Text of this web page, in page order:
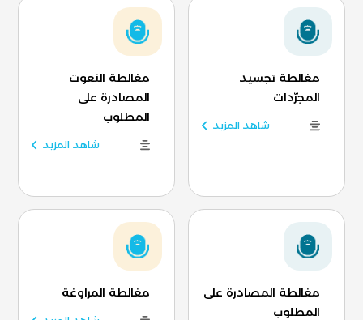
مغالطة تجسيد
المجرّدات
شاهد المزيد
مغالطة النعوت
المصادرة على
المطلوب
شاهد المزيد
مغالطة المصادرة على
المطلوب
مغالطة المراوغة